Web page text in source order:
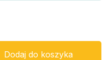
Dodaj do koszyka